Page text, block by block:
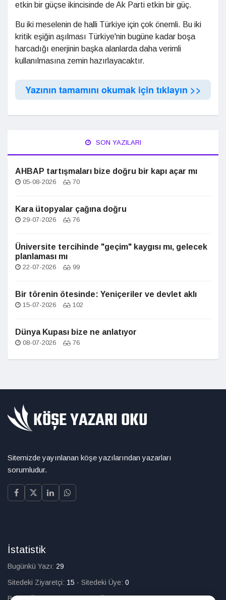
etkin bir güçse ikincisinde de Ak Parti etkin bir güç.
Bu iki meselenin de halli Türkiye için çok önemli. Bu iki
kritik eşiğin aşılması Türkiye'nin bugüne kadar boşa
harcadığı enerjinin başka alanlarda daha verimli
kullanılmasına zemin hazırlayacaktır.
Yazının tamamını okumak için tıklayın >>
SON YAZILARI
AHBAP tartışmaları bize doğru bir kapı açar mı
05-08-2026 70
Kara ütopyalar çağına doğru
29-07-2026 76
Üniversite tercihinde "geçim" kaygısı mı, gelecek
planlaması mı
22-07-2026 99
Bir törenin ötesinde: Yeniçeriler ve devlet aklı
15-07-2026 102
Dünya Kupası bize ne anlatıyor
08-07-2026 76
Sitemizde yayınlanan köşe yazılarından yazarları
sorumludur.
İstatistik
Bugünkü Yazı: 29
Sitedeki Ziyaretçi: 15 · Sitedeki Üye: 0